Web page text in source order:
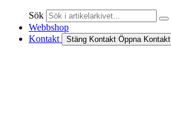
Sök
Webbshop
Kontakt
Stäng Kontakt Öppna Kontakt